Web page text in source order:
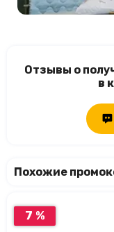
Отзывы о
в
Похожие
7 %